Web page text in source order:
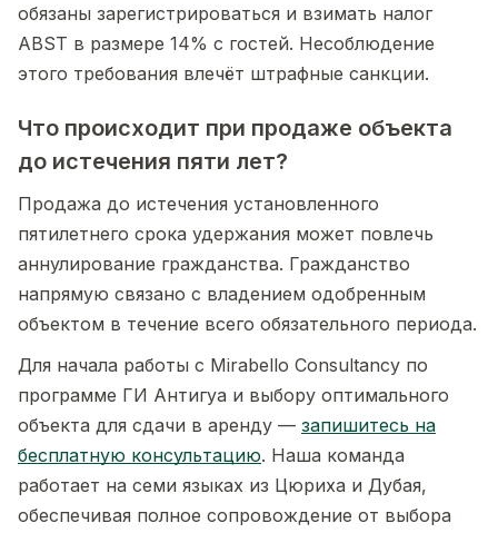
обязаны зарегистрироваться и взимать налог
ABST в размере 14% с гостей. Несоблюдение
этого требования влечёт штрафные санкции.
Что происходит при продаже объекта
до истечения пяти лет?
Продажа до истечения установленного
пятилетнего срока удержания может повлечь
аннулирование гражданства. Гражданство
напрямую связано с владением одобренным
объектом в течение всего обязательного периода.
Для начала работы с Mirabello Consultancy по
программе ГИ Антигуа и выбору оптимального
объекта для сдачи в аренду — запишитесь на
бесплатную консультацию. Наша команда
работает на семи языках из Цюриха и Дубая,
обеспечивая полное сопровождение от выбора